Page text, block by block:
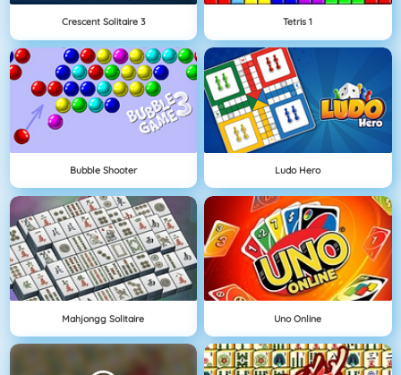
Crescent Solitaire 3 Tetris 1
Bubble Shooter Ludo Hero
Mahjongg Solitaire Uno Online